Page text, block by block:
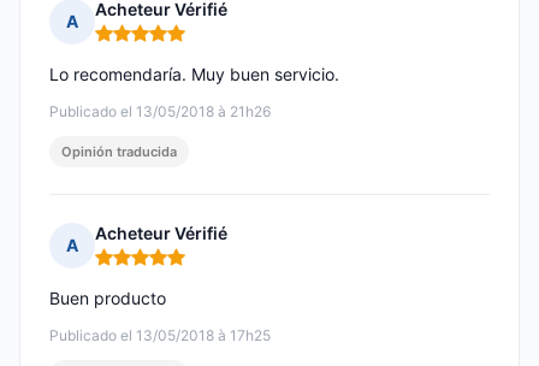
A
Acheteur Vérifié
Nota: 5 de 5
Publicado el 13/05/2018 à 21h26
Lo recomendaría. Muy buen servicio.
Opinión traducida
A
Acheteur Vérifié
Nota: 5 de 5
Publicado el 13/05/2018 à 17h25
Buen producto